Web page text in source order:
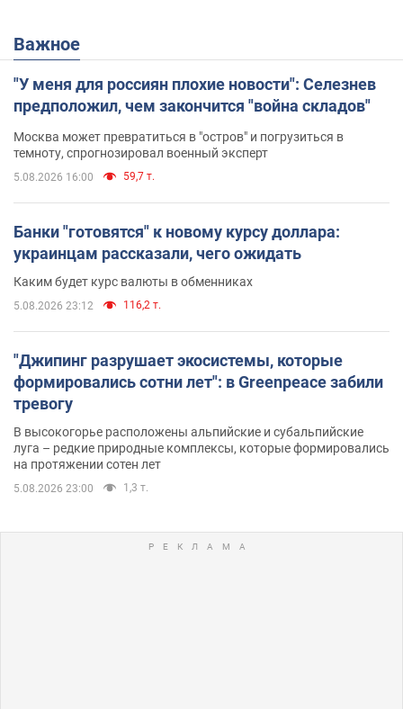
Важное
"У меня для россиян плохие новости": Селезнев
предположил, чем закончится "война складов"
Москва может превратиться в "остров" и погрузиться в
темноту, спрогнозировал военный эксперт
5.08.2026 16:00 59,7 т.
Банки "готовятся" к новому курсу доллара:
украинцам рассказали, чего ожидать
Каким будет курс валюты в обменниках
5.08.2026 23:12 116,2 т.
"Джипинг разрушает экосистемы, которые
формировались сотни лет": в Greenpeace забили
тревогу
В высокогорье расположены альпийские и субальпийские
луга – редкие природные комплексы, которые формировались
на протяжении сотен лет
5.08.2026 23:00 1,3 т.